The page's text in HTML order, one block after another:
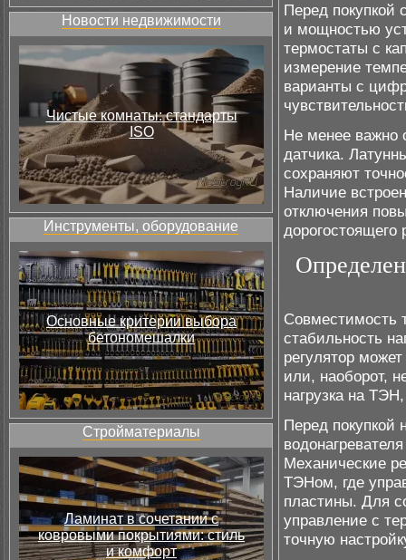
Новости недвижимости
Чистые комнаты: стандарты
ISO
Инструменты, оборудование
Основные критерии выбора
бетономешалки
Стройматериалы
Ламинат в сочетании с
ковровыми покрытиями: стиль
и комфорт
Перед покупкой
и мощностью
термостаты с
измерение
варианты с
Не менее важно
датчика.
сохраняют
Наличие
отключения
дорогостоящего
Совместимость
стабильность
регулятор
или, наоборот,
нагрузка на
Перед покупкой
Механические
ТЭНом, где
пластины. Для
управление с
точную